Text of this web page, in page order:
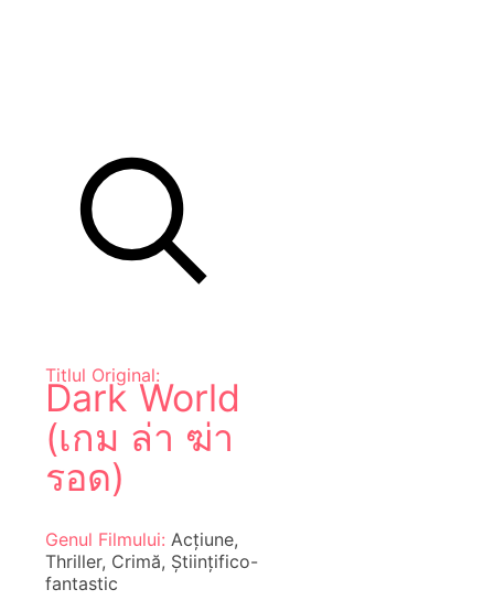
Titlul Original:
Dark World
(เกม ล่า ฆ่า
รอด)
Genul Filmului: Acțiune,
Thriller, Crimă, Științifico-
fantastic